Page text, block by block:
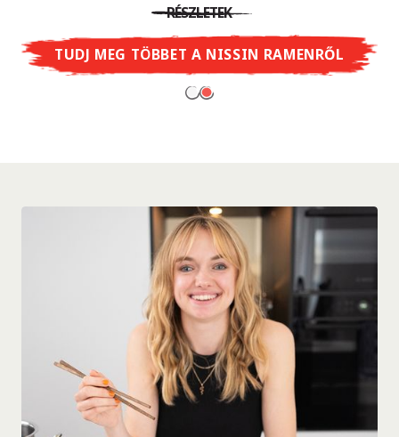
SOBA-RÓL
RÉSZLETEK
TUDJ MEG TÖBBET A NISSIN RAMENRŐL